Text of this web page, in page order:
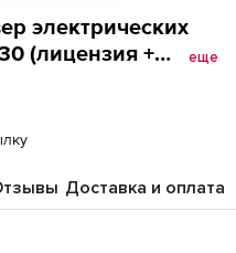
электрических
(лицензия +
еще
Доставка и оплата